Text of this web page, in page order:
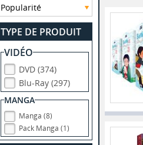
TYPE DE PRODUIT
VIDÉO
DVD (374)
Blu-Ray (297)
MANGA
Manga (8)
Pack Manga (1)